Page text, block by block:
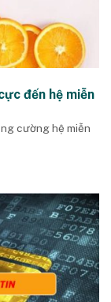
đến hệ miễn
cường hệ miễn